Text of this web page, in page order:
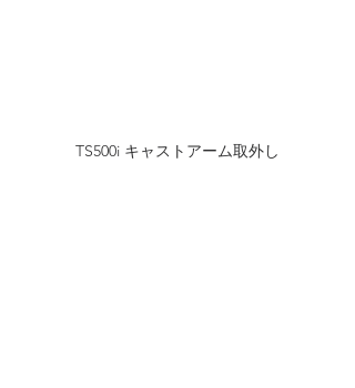
TS500i キャストアーム取外し